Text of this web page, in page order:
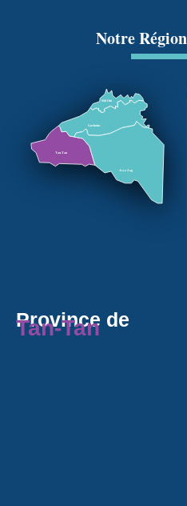
Notre
Tan-Tan
Guelmim
Assa Zag
Sidi Ifni
Province de
Tan-Tan